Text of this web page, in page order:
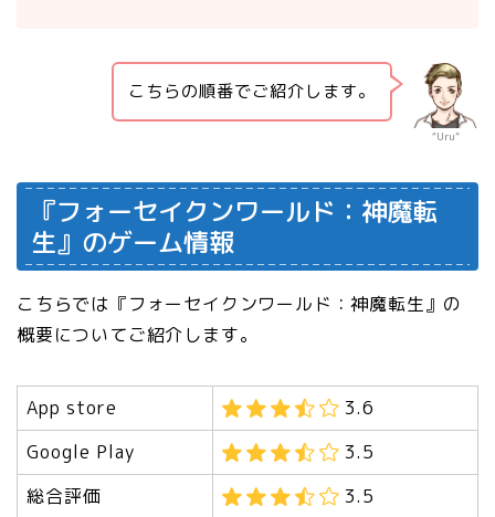
“Uru”
こちらの順番でご紹介します。
『フォーセイクンワールド：神魔転
生』のゲーム情報
こちらでは『フォーセイクンワールド：神魔転生』の
概要についてご紹介します。
App store
3.6
Google Play
3.5
総合評価
3.5